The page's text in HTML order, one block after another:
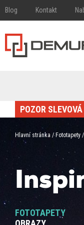
Blog Kontakt
POZOR
Hlavní stránka / Fototapety /
FOTOTAPETY